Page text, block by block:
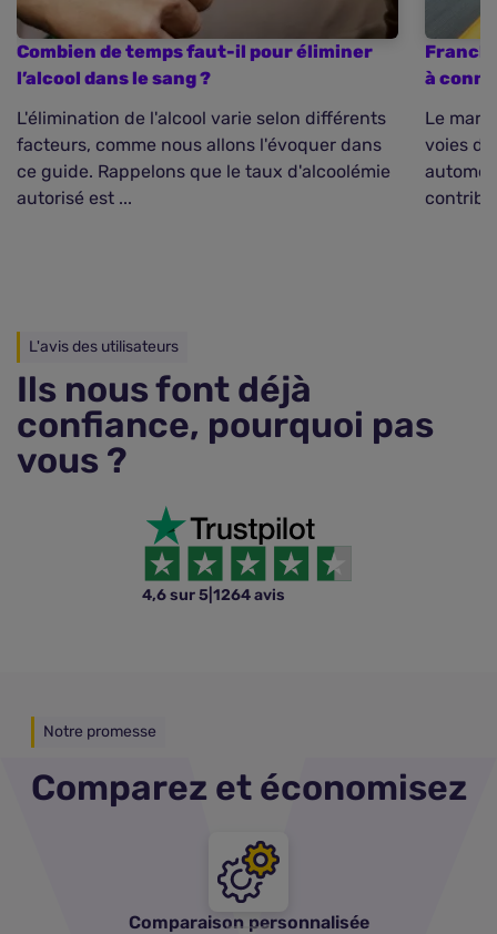
Combien de temps faut-il pour éliminer
l’alcool dans le sang ?
L'élimination de l'alcool varie selon différents
facteurs, comme nous allons l'évoquer dans
ce guide. Rappelons que le taux d'alcoolémie
autorisé est ...
à
Le
voies
L'avis des utilisateurs
Ils nous font déjà
confiance, pourquoi pas
vous ?
4,6 sur 5 1264 avis
Notre promesse
Comparez et économisez
Comparaison personnalisée